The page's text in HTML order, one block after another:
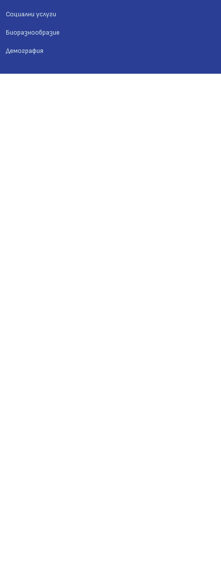
Социални услуги
Биоразнообразие
Демография